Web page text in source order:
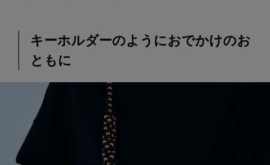
キーホルダーのようにおでかけのお
ともに